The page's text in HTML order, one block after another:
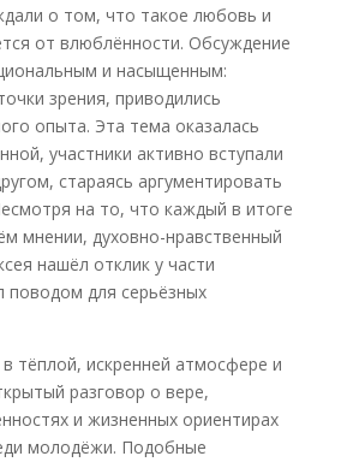
о том, что такое любовь и
от влюблённости. Обсуждение
и насыщенным:
зрения, приводились
опыта. Эта тема оказалась
участники активно вступали
стараясь аргументировать
на то, что каждый в итоге
мнении, духовно-нравственный
нашёл отклик у части
поводом для серьёзных
тёплой, искренней атмосфере и
разговор о вере,
и жизненных ориентирах
молодёжи. Подобные